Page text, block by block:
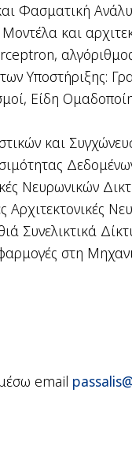
Φασματική
και
Υποστήριξης:
Είδη
και
Νευρωνικών
Αρχιτεκτονικές
Συνελικτικά
στη
email